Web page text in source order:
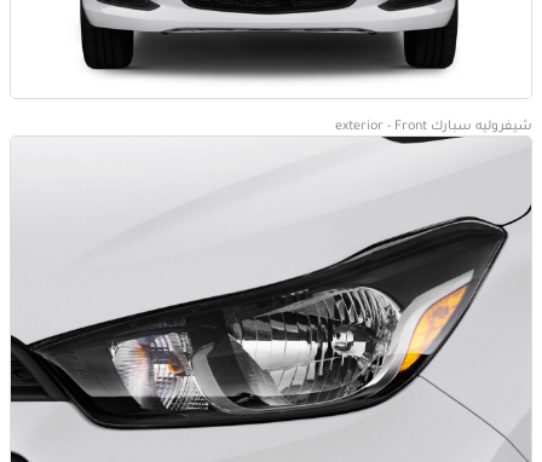
شيفروليه سبارك exterior - Front